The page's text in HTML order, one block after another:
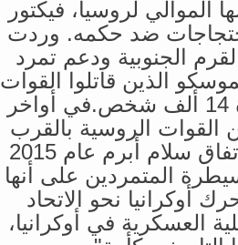
الموالي لروسيا، فيكتور
أشهر من الاحتجاجات ضد حكمه. وردت
الجنوبية ودعم تمرد
الذين قاتلوا القوات
الأوكرانية في حرب أودت حتى الآن بحياة 14 ألف شخص.في أواخر
من القوات الروسية بالقرب
من حدود أوكرانيا. ثم ألغى هذا الأسبوع اتفاق سلام أبرم عام 2015
المتمردين على أنها
أوكرانيا نحو الاتحاد
العسكرية في أوكرانيا،